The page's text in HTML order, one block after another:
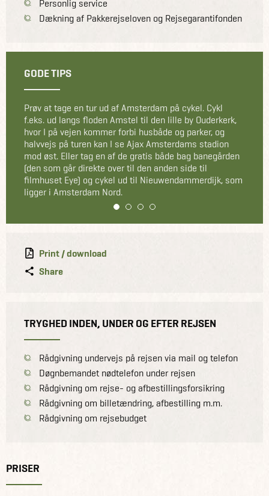
Personlig service
Dækning af Pakkerejseloven og Rejsegarantifonden
GODE TIPS
Hvis I vælger at cykle og ser et skilt med et billede af
en cykel under et stopskilt med ordet “uitgezondered”,
betyder det, at I kan køre ned ad den vej på cykel. Dette
vil ofte betyde, at I kører mod den modkørende trafik
(hvis vejen er ensrettet for køretøjer), så bliv ikke
forskrækket over dette, bare husk at hold til højre.
1 2 3 4
Print / download
Share
TRYGHED INDEN, UNDER OG EFTER REJSEN
Rådgivning undervejs på rejsen via mail og telefon
Døgnbemandet nødtelefon under rejsen
Rådgivning om rejse- og afbestillingsforsikring
Rådgivning om billetændring, afbestilling m.m.
Rådgivning om rejsebudget
PRISER